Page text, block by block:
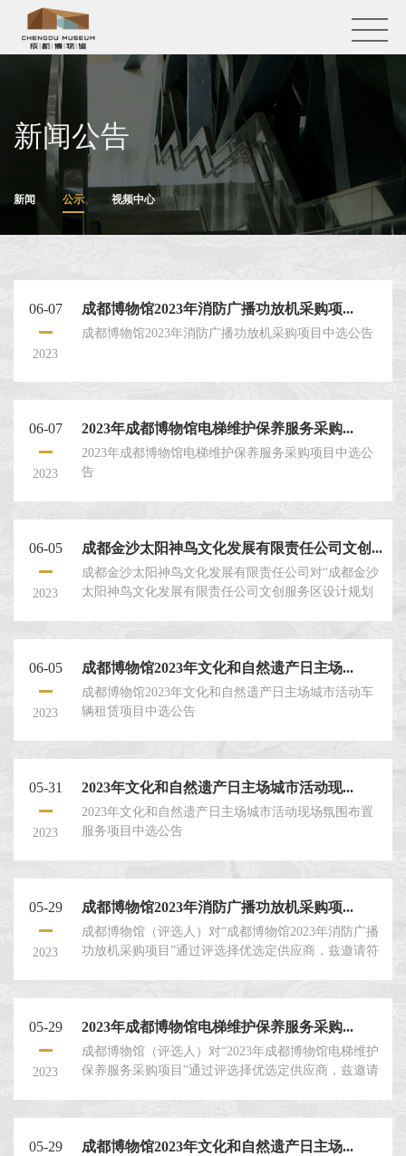
新闻公告
新闻 公示 视频中心
06-07
2023
成都博物馆2023年消防广播功放机采购项...
成都博物馆2023年消防广播功放机采购项目中选公告
06-07
2023
2023年成都博物馆电梯维护保养服务采购...
2023年成都博物馆电梯维护保养服务采购项目中选公
告
06-05
2023
成都金沙太阳神鸟文化发展有限责任公司文创...
成都金沙太阳神鸟文化发展有限责任公司对“成都金沙
太阳神鸟文化发展有限责任公司文创服务区设计规划
限责任公司。二、比选项目名称：成都金沙太阳神鸟
文化发展有限责任公司文创服务区设计规划与改造服
务采购项目三、项目情况：具体内容见本比选文件第
06-05
2023
成都博物馆2023年文化和自然遗产日主场...
成都博物馆2023年文化和自然遗产日主场城市活动车
辆租赁项目中选公告
05-31
2023
2023年文化和自然遗产日主场城市活动现...
2023年文化和自然遗产日主场城市活动现场氛围布置
服务项目中选公告
05-29
2023
成都博物馆2023年消防广播功放机采购项...
成都博物馆（评选人）对“成都博物馆2023年消防广播
功放机采购项目”通过评选择优选定供应商，兹邀请符
目情况：具体内容见本评选文件第四章：“项目概况及
要求”。评选申请人须对本项目的内容应作出实质性响
应并对评选文件要求的全部内容进行报价。四、评选
05-29
2023
2023年成都博物馆电梯维护保养服务采购...
成都博物馆（评选人）对“2023年成都博物馆电梯维护
保养服务采购项目”通过评选择优选定供应商，兹邀请
三、项目情况：具体内容见本评选文件第四章：“项目
05-29 成都博物馆2023年文化和自然遗产日主场...